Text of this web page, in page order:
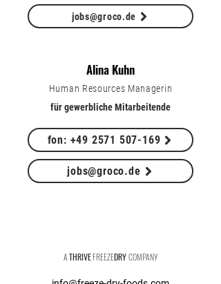
jobs@groco.de
Alina Kuhn
Human Resources Managerin
für gewerbliche Mitarbeitende
fon: +49 2571 507-169
jobs@groco.de
ATHRIVEFREEZEDRYCOMPANY